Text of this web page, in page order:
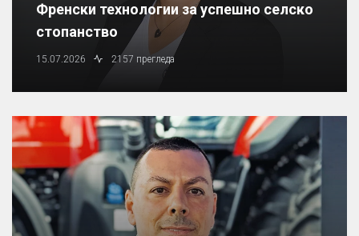
Френски технологии за успешно селско
стопанство
15.07.2026 2157 прегледа